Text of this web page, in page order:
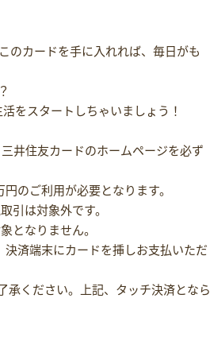
のカードを手に入れれば、毎日がも
をスタートしちゃいましょう！
井住友カードのホームページを必ず
のご利用が必要となります。
引は対象外です。
となりません。
済端末にカードを挿しお支払いただ
承ください。上記、タッチ決済となら